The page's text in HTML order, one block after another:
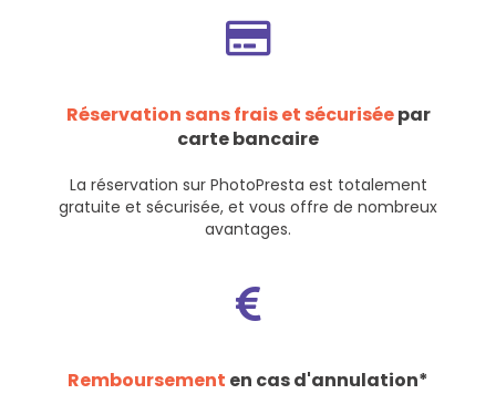
Réservation sans frais et sécuriséepar
carte bancaire
La réservation sur PhotoPresta est totalement
gratuite et sécurisée, et vous offre de nombreux
avantages.
Remboursement en cas d'annulation*